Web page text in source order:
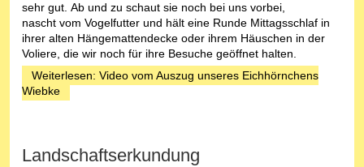
sehr gut. Ab und zu schaut sie noch bei uns vorbei,
nascht vom Vogelfutter und hält eine Runde Mittagsschlaf in
ihrer alten Hängemattendecke oder ihrem Häuschen in der
Voliere, die wir noch für ihre Besuche geöffnet halten.
Weiterlesen: Video vom Auszug unseres Eichhörnchens
Wiebke
Landschaftserkundung